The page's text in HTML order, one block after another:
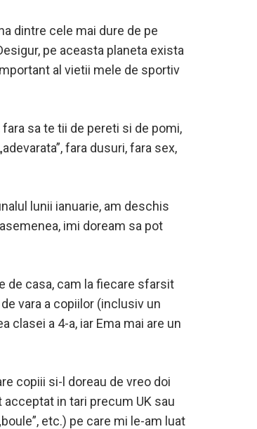
dintre cele mai dure de pe
pe aceasta planeta exista
al vietii mele de sportiv
sa te tii de pereti si de pomi,
fara dusuri, fara sex,
lunii ianuarie, am deschis
imi doream sa pot
de casa, cam la fiecare sfarsit
vara a copiilor (inclusiv un
clasei a 4-a, iar Ema mai are un
copiii si-l doreau de vreo doi
acceptat in tari precum UK sau
etc.) pe care mi le-am luat